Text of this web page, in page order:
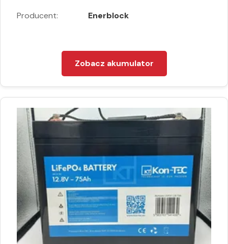
Producent: Enerblock
Zobacz akumulator